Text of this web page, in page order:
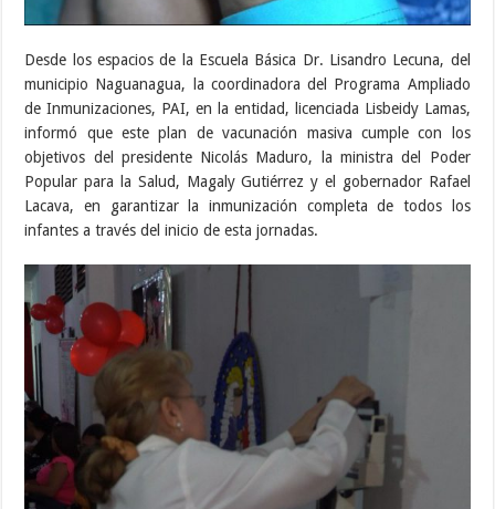
Desde los espacios de la Escuela Básica Dr. Lisandro Lecuna, del
municipio Naguanagua, la coordinadora del Programa Ampliado
de Inmunizaciones, PAI, en la entidad, licenciada Lisbeidy Lamas,
informó que este plan de vacunación masiva cumple con los
objetivos del presidente Nicolás Maduro, la ministra del Poder
Popular para la Salud, Magaly Gutiérrez y el gobernador Rafael
Lacava, en garantizar la inmunización completa de todos los
infantes a través del inicio de esta jornadas.